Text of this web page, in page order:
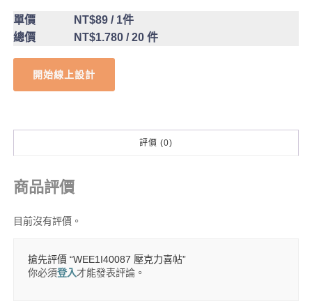
單價 NT$89/ 1件
總價
NT$1.780/ 20 件
開始線上設計
評價 (0)
商品評價
目前沒有評價。
搶先評價 “WEE1I40087 壓克力喜帖”
你必須登入才能發表評論。